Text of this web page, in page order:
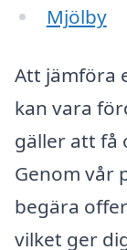
Mjölby
Att jämföra
kan vara
gäller att få
Genom vår
begära
vilket ger